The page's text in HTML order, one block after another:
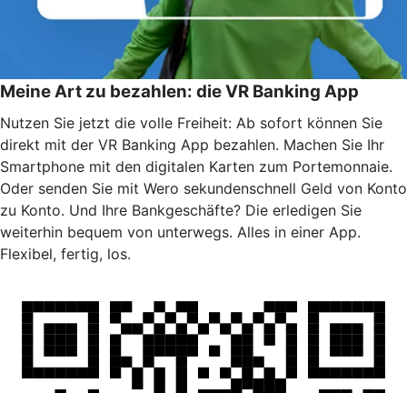
Meine Art zu bezahlen: die VR Banking App
Nutzen Sie jetzt die volle Freiheit: Ab sofort können Sie
direkt mit der VR Banking App bezahlen. Machen Sie Ihr
Smartphone mit den digitalen Karten zum Portemonnaie.
Oder senden Sie mit Wero sekundenschnell Geld von Konto
zu Konto. Und Ihre Bankgeschäfte? Die erledigen Sie
weiterhin bequem von unterwegs. Alles in einer App.
Flexibel, fertig, los.